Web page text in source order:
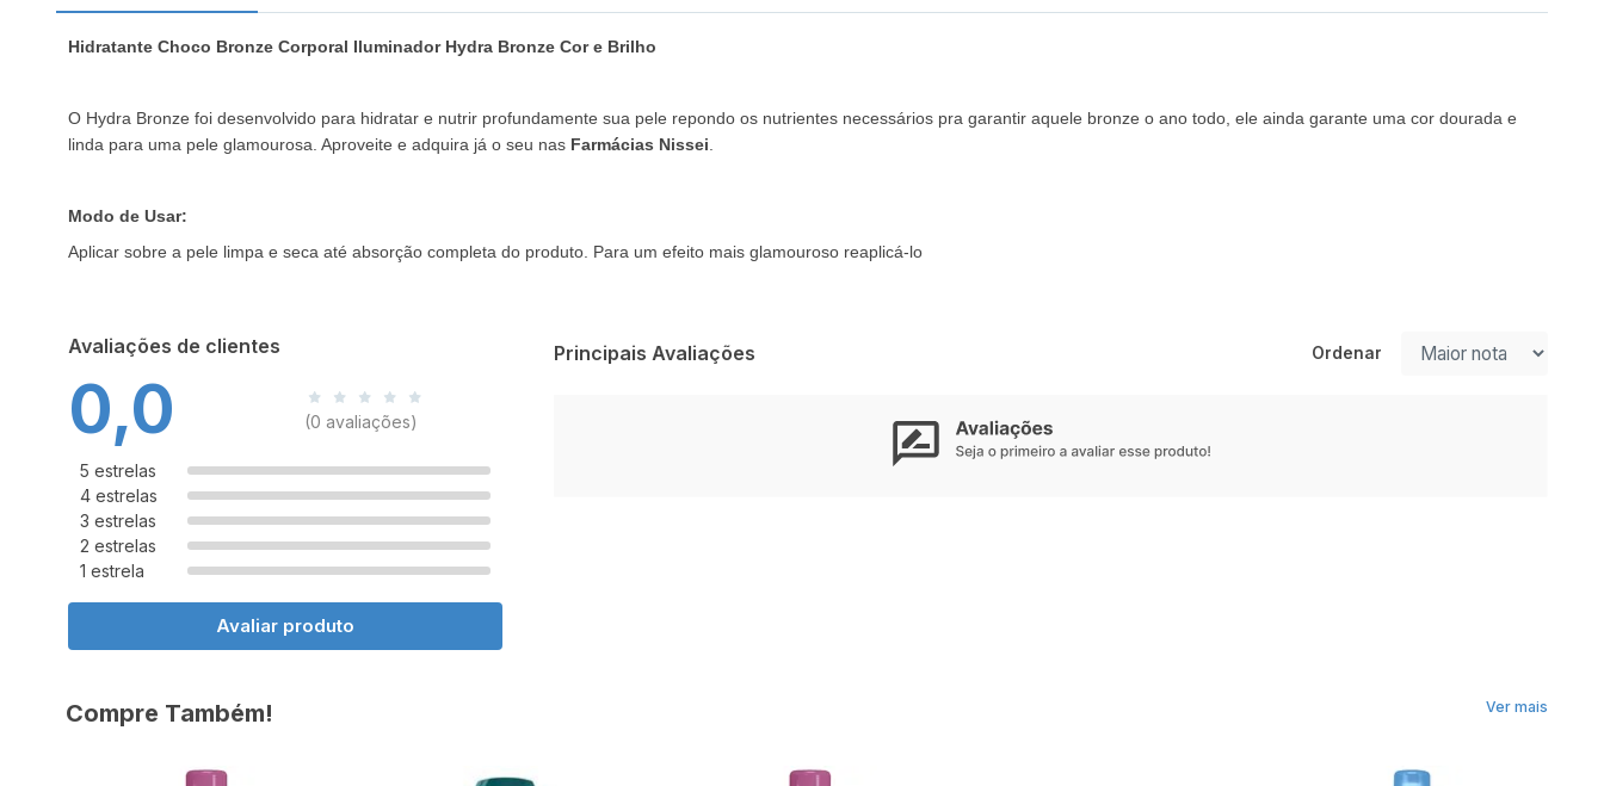
Hidratante Choco Bronze Corporal Iluminador Hydra Bronze Cor e Brilho
O Hydra Bronze foi desenvolvido para hidratar e nutrir profundamente sua pele repondo os nutrientes necessários pra garantir aquele bronze o ano todo, ele ainda garante uma cor dourada e
linda para uma pele glamourosa. Aproveite e adquira já o seu nas Farmácias Nissei
Modo de Usar:
Aplicar sobre a pele limpa e seca até absorção completa do produto. Para um efeito mais glamouroso reaplicá-lo
Avaliações de clientes
0,0 (0 avaliações)
5 estrelas
4 estrelas
3 estrelas
2 estrelas
1 estrela
Avaliar produto
Principais Avaliações Ordenar
Ver mais
Compre Também!